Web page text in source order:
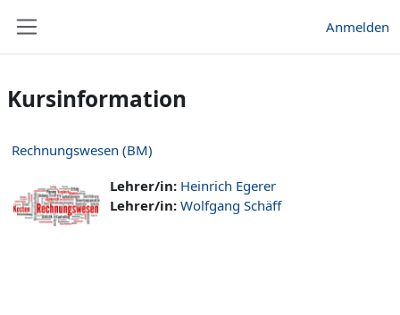
Anmelden
Kursinformation
Rechnungswesen (BM)
Lehrer/in: Heinrich Egerer
Lehrer/in: Wolfgang Schäff